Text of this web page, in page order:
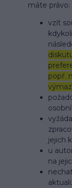
máte právo:
vzít
popř.
jejich
u
na